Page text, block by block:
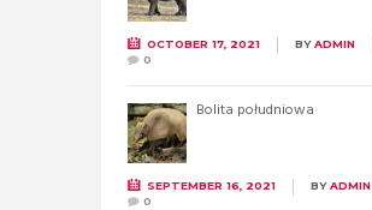
OCTOBER 17, 2021 BYADMIN
0
Bolita południowa
SEPTEMBER 16, 2021 BYADMIN
0